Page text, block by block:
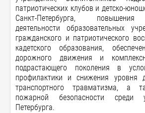
патриотических клубов и детско-
Санкт-Петербурга, повышения
деятельности образовательных
гражданского и патриотического
кадетского образования,
дорожного движения и
подрастающего поколения в
профилактики и снижения уровня
транспортного травматизма, а
пожарной безопасности среди
Петербурга.